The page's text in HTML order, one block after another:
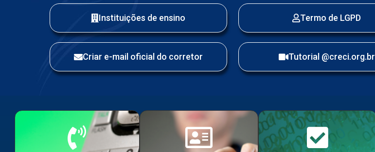
Instituições de ensino Termo de LGPD
Criar e-mail oficial do corretor Tutorial @creci.org.br